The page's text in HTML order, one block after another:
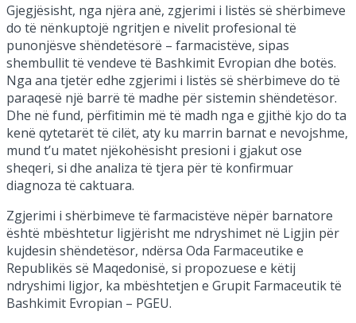
Gjegjësisht, nga njëra anë, zgjerimi i listës së shërbimeve
do të nënkuptojë ngritjen e nivelit profesional të
punonjësve shëndetësorë – farmacistëve, sipas
shembullit të vendeve të Bashkimit Evropian dhe botës.
Nga ana tjetër edhe zgjerimi i listës së shërbimeve do të
paraqesë një barrë të madhe për sistemin shëndetësor.
Dhe në fund, përfitimin më të madh nga e gjithë kjo do ta
kenë qytetarët të cilët, aty ku marrin barnat e nevojshme,
mund t’u matet njëkohësisht presioni i gjakut ose
sheqeri, si dhe analiza të tjera për të konfirmuar
diagnoza të caktuara.
Zgjerimi i shërbimeve të farmacistëve nëpër barnatore
është mbështetur ligjërisht me ndryshimet në Ligjin për
kujdesin shëndetësor, ndërsa Oda Farmaceutike e
Republikës së Maqedonisë, si propozuese e këtij
ndryshimi ligjor, ka mbështetjen e Grupit Farmaceutik të
Bashkimit Evropian – PGEU.